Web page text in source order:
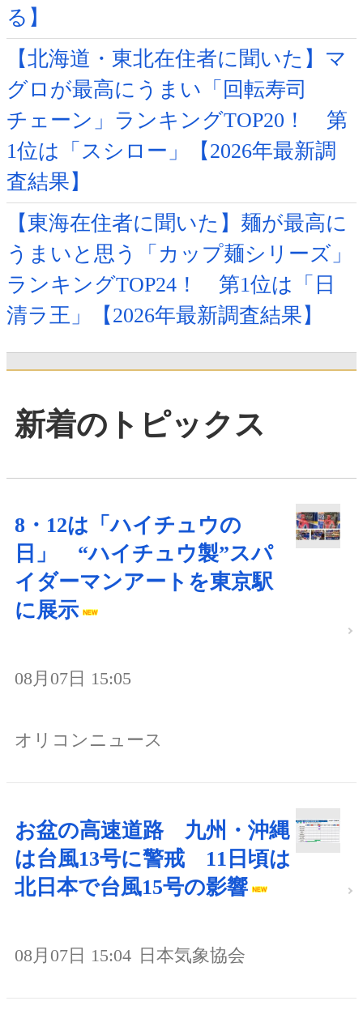
る】
【北海道・東北在住者に聞いた】マ
グロが最高にうまい「回転寿司
チェーン」ランキングTOP20！ 第
1位は「スシロー」【2026年最新調
査結果】
【東海在住者に聞いた】麺が最高に
うまいと思う「カップ麺シリーズ」
ランキングTOP24！ 第1位は「日
清ラ王」【2026年最新調査結果】
新着のトピックス
8・12は「ハイチュウの
日」 “ハイチュウ製”スパ
イダーマンアートを東京駅
に展示
08月07日 15:05
オリコンニュース
お盆の高速道路 九州・沖縄
は台風13号に警戒 11日頃は
北日本で台風15号の影響
08月07日 15:04 日本気象協会